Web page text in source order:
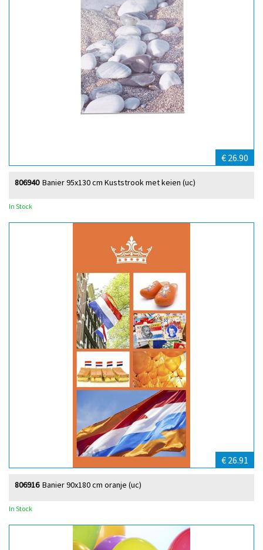
€ 26.90
Banier 95x130 cm Kuststrook met keien (uc)
806940
In Stock
€ 26.91
Banier 90x180 cm oranje (uc)
806916
In Stock